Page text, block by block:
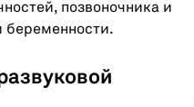
позвоночника и
беременности.